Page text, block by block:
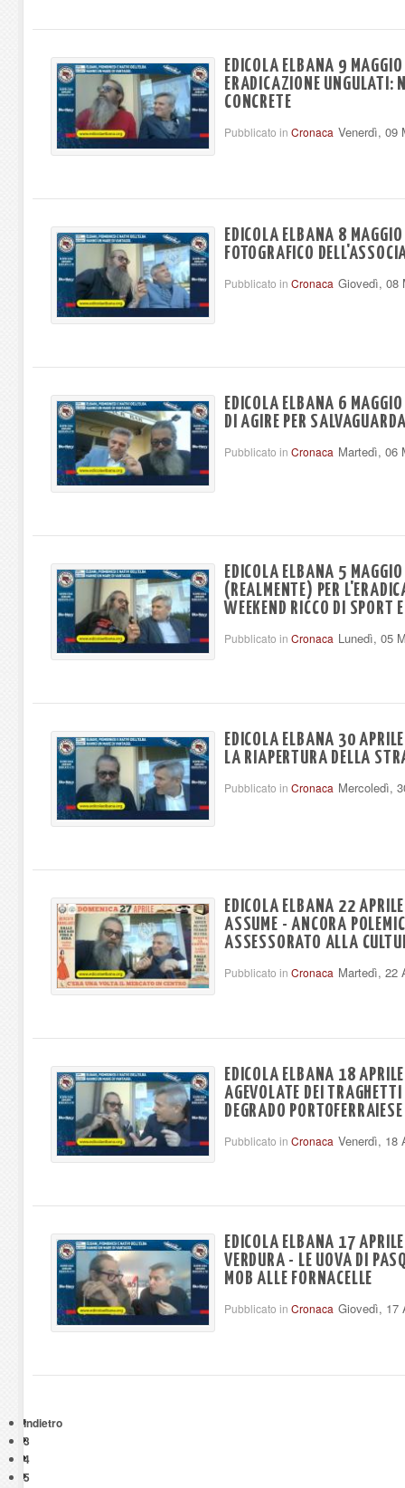
EDICOLA ELBANA 9
ERADICAZIONE UNGULATI:
CONCRETE
Pubblicato in Cronaca Venerdì, 09
EDICOLA ELBANA 8
FOTOGRAFICO
Pubblicato in Cronaca Giovedì, 08
EDICOLA ELBANA 6
DI AGIRE PER
Pubblicato in Cronaca Martedì, 06
EDICOLA ELBANA 5
(REALMENTE) PER
WEEKEND RICCO DI SPORT
Pubblicato in Cronaca Lunedì, 05
EDICOLA ELBANA 30
LA RIAPERTURA DELLA
Pubblicato in Cronaca Mercoledì,
EDICOLA ELBANA 22
ASSUME - ANCORA
ASSESSORATO ALLA
Pubblicato in Cronaca Martedì, 22
EDICOLA ELBANA 18
AGEVOLATE DEI
DEGRADO PORTOFERRAIESE
Pubblicato in Cronaca Venerdì, 18
EDICOLA ELBANA 17
VERDURA - LE UOVA DI
MOB ALLE FORNACELLE
Pubblicato in Cronaca Giovedì, 17
Indietro
3
4
5